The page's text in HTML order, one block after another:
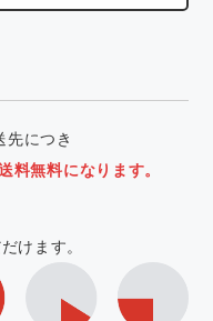
につき
無料になります。
けます。